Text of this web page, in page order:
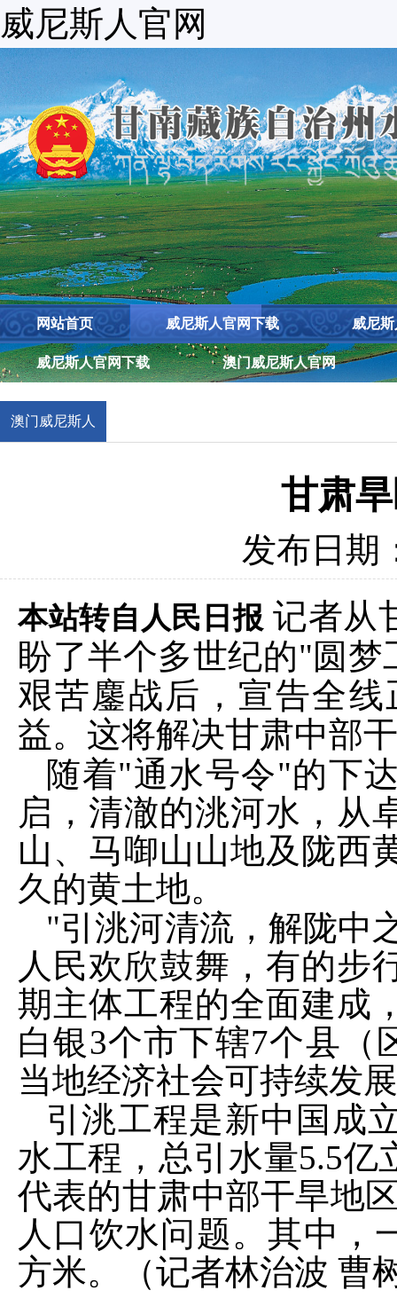
威尼斯人官网
网站首页 威尼斯人官网下载 威尼
威尼斯人官网下载 澳门威尼斯人官网
澳门威尼斯人
甘肃
发布日期
本站转自人民日报 记者从
盼了半个多世纪的"圆
艰苦鏖战后，宣告全
益。这将解决甘肃中部
随着"通水号令"的下
启，清澈的洮河水，从
山、马啣山山地及陇西
久的黄土地。
"引洮河清流，解陇中
人民欢欣鼓舞，有的步
期主体工程的全面建成
白银3个市下辖7个县（
当地经济社会可持续发
引洮工程是新中国成
水工程，总引水量5.5
代表的甘肃中部干旱地
人口饮水问题。其中，
方米。（记者林治波 曹
上一条： 甘南州水务水